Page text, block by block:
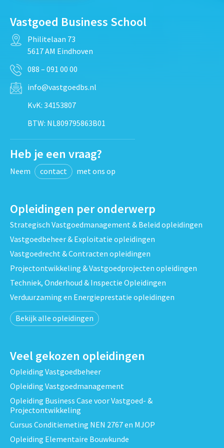
Vastgoed Business School
Philitelaan 73
5617 AM Eindhoven
088 – 091 00 00
info@vastgoedbs.nl
KvK: 34153807
BTW: NL809795863B01
Heb je een vraag?
Neem contact met ons op
Opleidingen per onderwerp
Strategisch Vastgoedmanagement & Beleid opleidingen
Vastgoedbeheer & Exploitatie opleidingen
Vastgoedrecht & Contracten opleidingen
Projectontwikkeling & Vastgoedprojecten opleidingen
Techniek, Onderhoud & Inspectie Opleidingen
Verduurzaming en Energieprestatie opleidingen
Bekijk alle opleidingen
Veel gekozen opleidingen
Opleiding Vastgoedbeheer
Opleiding Vastgoedmanagement
Opleiding Business Case voor Vastgoed- &
Projectontwikkeling
Cursus Conditiemeting NEN 2767 en MJOP
Opleiding Elementaire Bouwkunde